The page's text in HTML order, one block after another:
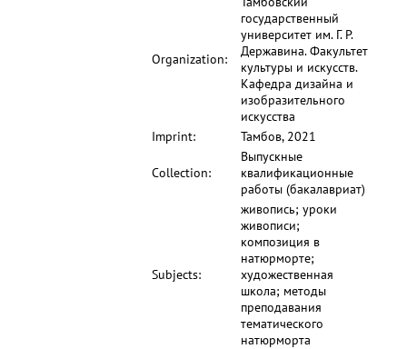
Organization:
государственный
университет им. Г. Р.
Державина. Факультет
культуры и искусств.
Кафедра дизайна и
изобразительного
искусства
Imprint:
Тамбов, 2021
Collection:
Выпускные
квалификационные
работы (бакалавриат)
Subjects:
живопись; уроки
живописи;
композиция в
натюрморте;
художественная
школа; методы
преподавания
тематического
натюрморта